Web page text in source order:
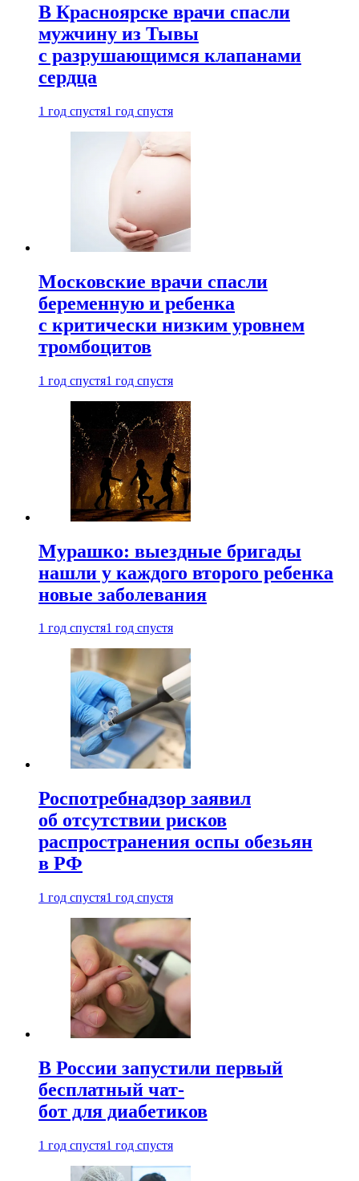
В Красноярске врачи спасли
мужчину из Тывы
с разрушающимся клапанами
сердца
1 год спустя1 год спустя
Московские врачи спасли
беременную и ребенка
с критически низким уровнем
тромбоцитов
1 год спустя1 год спустя
Мурашко: выездные бригады
нашли у каждого второго ребенка
новые заболевания
1 год спустя1 год спустя
Роспотребнадзор заявил
об отсутствии рисков
распространения оспы обезьян
в РФ
1 год спустя1 год спустя
В России запустили первый
бесплатный чат-
бот для диабетиков
1 год спустя1 год спустя